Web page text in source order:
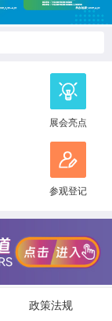
展会亮点
参观登记
政策法规